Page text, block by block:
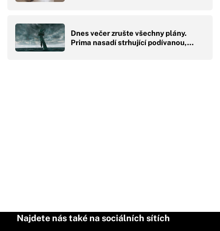
Dnes večer zrušte všechny plány.
Prima nasadí strhující podívanou,…
Najdete nás také na sociálních sítích